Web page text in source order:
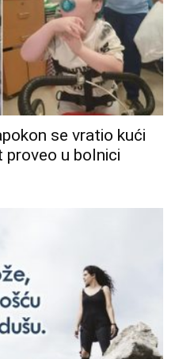
se vratio kući
proveo u bolnici